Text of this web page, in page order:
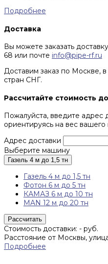
Подробнее
Доставка
Вы можете заказать
68 или почте info@pipe-rf.ru
Доставим заказ по Москве,
стран СНГ.
Рассчитайте стоимость
Пожалуйста, введите
ориентируясь на вес вашего
Адрес доставки
Выберите машину
Газель 4 м до 1,5 тн
Газель 4 м до 1,5 тн
Фотон 6 м до 5 тн
КАМАЗ 6 м до 10 тн
MAN 12 м до 20 тн
Рассчитать
Стоимость доставки: - руб.
Расстояние от Москвы,
Подробнее